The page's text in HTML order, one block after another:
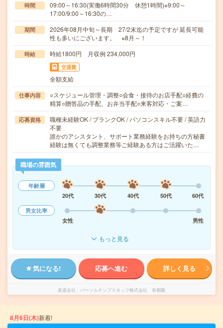
時間
09:00～16:30(実働6時間30分 休憩1時間)※9:00～
17:00/9:00～16:30の…
期間
2026年08月中旬～長期 27/2末迄の予定ですが 延長可能
性も多いにございます。 ※8月～！
時給 時給1800円 月収例 234,000円
交通費
全額支給
仕事内容
○スケジュール管理・調整○会食・接待のお店手配○経費の
精算○贈答品の手配、お弁当手配○来客対応・ご案…
応募資格
職種未経験OK / ブランクOK / パソコンスキル不要 / 英語力
不要
誰かのアシスタント、サポート業務経験をお持ちの方秘書
経験は無くても調整業務等ご経験ある方はご活躍いた…
職場の雰囲気
年齢層
20代
30代 40代 50代
60代
男女比率
女性
男性
もっと見る
気になる! 応募へ進む 詳しく見る
派遣会社 パーソルテンプスタッフ株式会社 首都圏
8月6日(木)新着!